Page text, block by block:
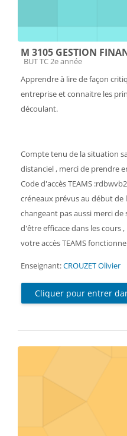
M 3105 GESTION
Catégorie de cours
BUT TC 2e année
Apprendre à lire de façon
entreprise et connaitre les
découlant.
Compte tenu de la situation
distanciel , merci de prendre
Code d'accès TEAMS
créneaux prévus au début
changeant pas aussi merci
d'être efficace dans les cours
votre accès TEAMS
Enseignant:CROUZET Olivier
Cliquer pour entrer